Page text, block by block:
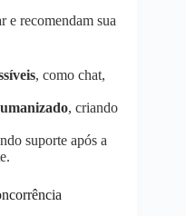
e recomendam sua
, como chat,
, criando
suporte após a